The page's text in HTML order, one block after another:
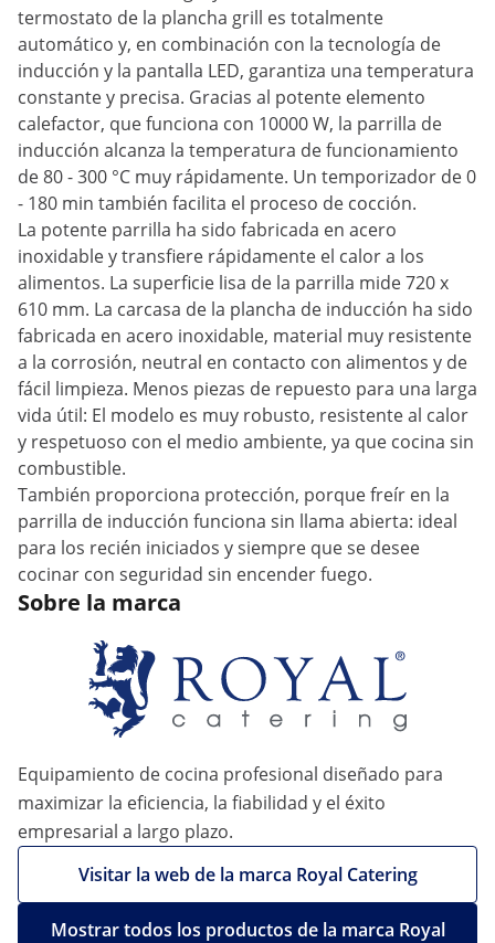
termostato de la plancha grill es totalmente
automático y, en combinación con la tecnología de
inducción y la pantalla LED, garantiza una temperatura
constante y precisa. Gracias al potente elemento
calefactor, que funciona con 10000 W, la parrilla de
inducción alcanza la temperatura de funcionamiento
de 80 - 300 °C muy rápidamente. Un temporizador de 0
- 180 min también facilita el proceso de cocción.
La potente parrilla ha sido fabricada en acero
inoxidable y transfiere rápidamente el calor a los
alimentos. La superficie lisa de la parrilla mide 720 x
610 mm. La carcasa de la plancha de inducción ha sido
fabricada en acero inoxidable, material muy resistente
a la corrosión, neutral en contacto con alimentos y de
fácil limpieza. Menos piezas de repuesto para una larga
vida útil: El modelo es muy robusto, resistente al calor
y respetuoso con el medio ambiente, ya que cocina sin
combustible.
También proporciona protección, porque freír en la
parrilla de inducción funciona sin llama abierta: ideal
para los recién iniciados y siempre que se desee
cocinar con seguridad sin encender fuego.
Sobre la marca
Equipamiento de cocina profesional diseñado para
maximizar la eficiencia, la fiabilidad y el éxito
empresarial a largo plazo.
Visitar la web de la marca Royal Catering
Mostrar todos los productos de la marca Royal